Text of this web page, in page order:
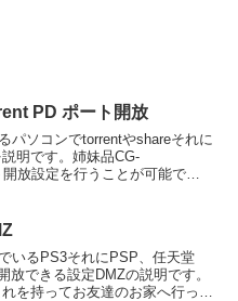
PD ポート開放
パソコンでtorrentやshareそれに
明です。姉妹品CG-
放設定を行うことが可能で
いるPS3それにPSP、任天堂
できる設定DMZの説明です。
を持ってお友達のお家へ行って